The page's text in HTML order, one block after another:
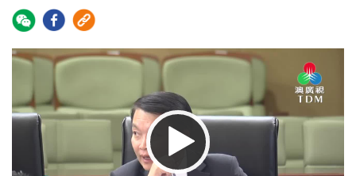
Video